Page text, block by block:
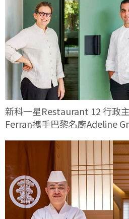
新科一星Restaurant 12 行政
Ferran攜手巴黎名廚Adeline